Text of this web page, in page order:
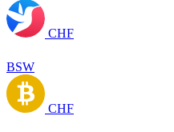
CHF
BSW
CHF